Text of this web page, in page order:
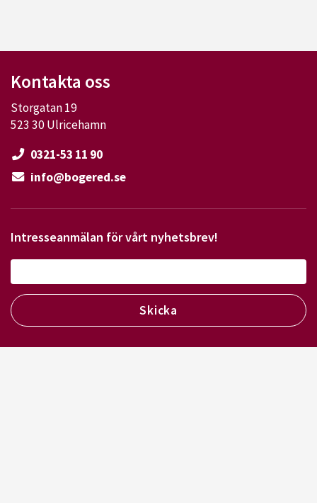
Kontakta oss
Storgatan 19
523 30 Ulricehamn
0321-53 11 90
info@bogered.se
Intresseanmälan för vårt nyhetsbrev!